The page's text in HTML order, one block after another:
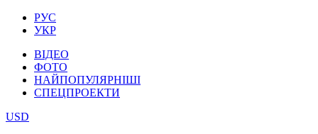
РУС
УКР
ВІДЕО
ФОТО
НАЙПОПУЛЯРНІШІ
СПЕЦПРОЕКТИ
USD